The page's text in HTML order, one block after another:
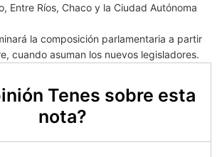
Entre Ríos, Chaco y la Ciudad Autónoma
la composición parlamentaria a partir
cuando asuman los nuevos legisladores.
Tenes sobre esta
nota?